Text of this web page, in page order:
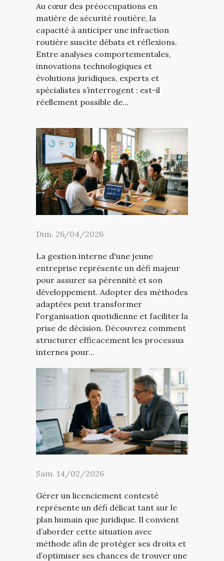
Au cœur des préoccupations en
matière de sécurité routière, la
capacité à anticiper une infraction
routière suscite débats et réflexions.
Entre analyses comportementales,
innovations technologiques et
évolutions juridiques, experts et
spécialistes s’interrogent : est-il
réellement possible de...
Dim. 26/04/2026
La gestion interne d'une jeune
entreprise représente un défi majeur
pour assurer sa pérennité et son
développement. Adopter des méthodes
adaptées peut transformer
l'organisation quotidienne et faciliter la
prise de décision. Découvrez comment
structurer efficacement les processus
internes pour...
Sam. 14/02/2026
Gérer un licenciement contesté
représente un défi délicat tant sur le
plan humain que juridique. Il convient
d’aborder cette situation avec
méthode afin de protéger ses droits et
d’optimiser ses chances de trouver une